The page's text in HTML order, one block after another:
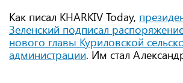
Как писал KHARKIV Today,
Зеленский подписал
нового главы Куриловской
администрации. Им стал